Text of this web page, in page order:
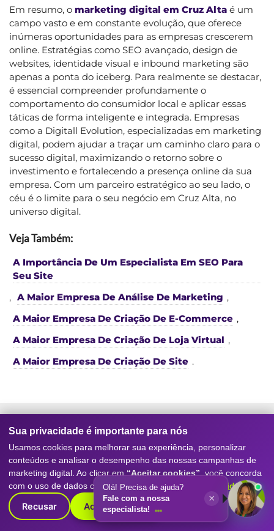
Em resumo, o marketing digital em Cruz Alta é um
campo vasto e em constante evolução, que oferece
inúmeras oportunidades para as empresas crescerem
online. Estratégias como SEO avançado, design de
websites, identidade visual e inbound marketing são
apenas a ponta do iceberg. Para realmente se destacar,
é essencial compreender profundamente o
comportamento do consumidor local e aplicar essas
táticas de forma inteligente e integrada. Empresas
como a Digitall Evolution, especializadas em marketing
digital, podem ajudar a traçar um caminho claro para o
sucesso digital, maximizando o retorno sobre o
investimento e fortalecendo a presença online da sua
empresa. Com um parceiro estratégico ao seu lado, o
céu é o limite para o seu negócio em Cruz Alta, no
universo digital.
Veja Também:
A Importância De Um Especialista Em SEO Para
Seu Site
, A Maior Empresa De Análise De Marketing ,
A Maior Empresa De Criação De E-Commerce ,
A Maior Empresa De Criação De Loja Virtual ,
A Maior Empresa De Criação De Site .
Serviços da nossaAgência de
Marketing Digitale SEO
Conheça os principais serviços que tornam aDigitall
Evolution referência como agência de marketing
Sua privacidade é importante para nós
Usamos cookies para melhorar sua experiência, personalizar
conteúdos e analisar o desempenho das nossas campanhas de
marketing digital. Ao clicar em “Aceitar cookies” , você concorda
com o uso de dados conforme nossaPolítica de Privacidade.
Recusar Aceitar cookies
Olá! Precisa de ajuda?
Fale com a nossa
especialista!
×